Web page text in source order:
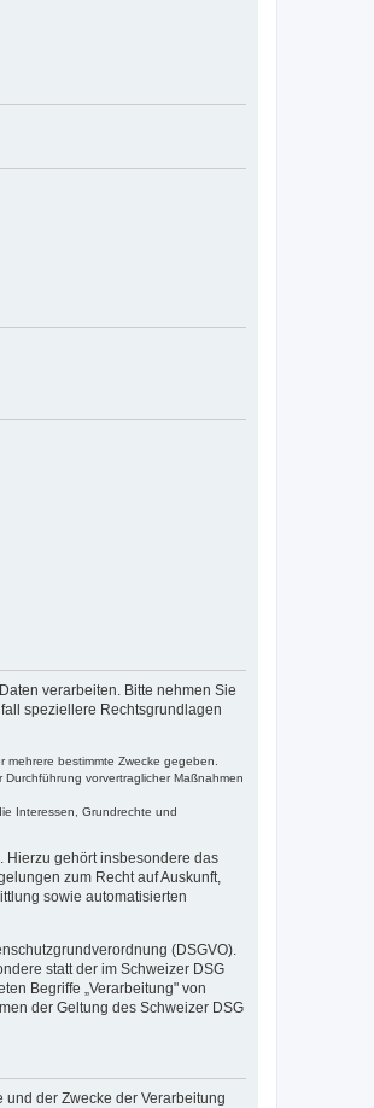
verarbeiten. Bitte nehmen Sie
speziellere Rechtsgrundlagen
bestimmte Zwecke gegeben.
vorvertraglicher Maßnahmen
Interessen, Grundrechte und
Hierzu gehört insbesondere das
zum Recht auf Auskunft,
sowie automatisierten
(DSGVO).
statt der im Schweizer DSG
Begriffe „Verarbeitung" von
der Geltung des Schweizer DSG
der Zwecke der Verarbeitung